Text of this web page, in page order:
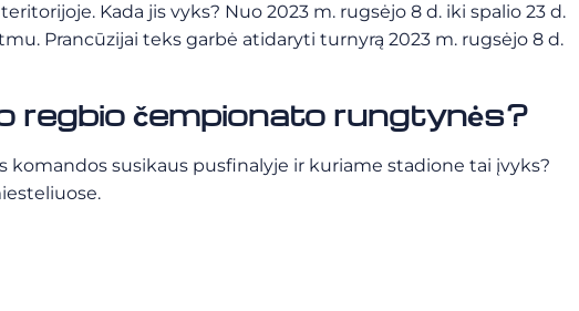
Kada jis vyks? Nuo 2023 m. rugsėjo 8 d. iki spalio 23 d.
Prancūzijai teks garbė atidaryti turnyrą 2023 m. rugsėjo 8 d.
regbio čempionato rungtynės?
susikaus pusfinalyje ir kuriame stadione tai įvyks?